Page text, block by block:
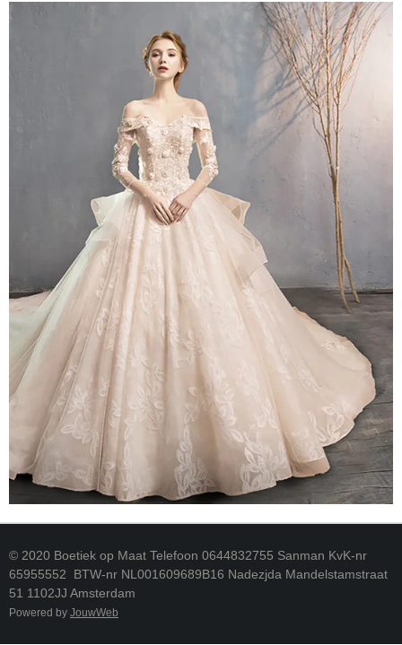
© 2020 Boetiek op Maat Telefoon 0644832755 Sanman KvK-nr
65955552 BTW-nr NL001609689B16 Nadezjda Mandelstamstraat
51 1102JJ Amsterdam
Powered by JouwWeb